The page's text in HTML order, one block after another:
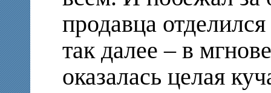
продавца
так далее – в
оказалась целая